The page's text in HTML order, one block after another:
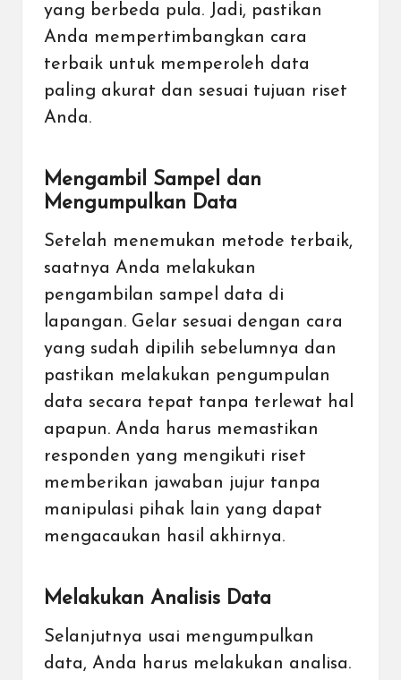
yang berbeda pula. Jadi, pastikan
Anda mempertimbangkan cara
terbaik untuk memperoleh data
paling akurat dan sesuai tujuan riset
Anda.
Mengambil Sampel dan
Mengumpulkan Data
Setelah menemukan metode terbaik,
saatnya Anda melakukan
pengambilan sampel data di
lapangan. Gelar sesuai dengan cara
yang sudah dipilih sebelumnya dan
pastikan melakukan pengumpulan
data secara tepat tanpa terlewat hal
apapun. Anda harus memastikan
responden yang mengikuti riset
memberikan jawaban jujur tanpa
manipulasi pihak lain yang dapat
mengacaukan hasil akhirnya.
Melakukan Analisis Data
Selanjutnya usai mengumpulkan
data, Anda harus melakukan analisa.